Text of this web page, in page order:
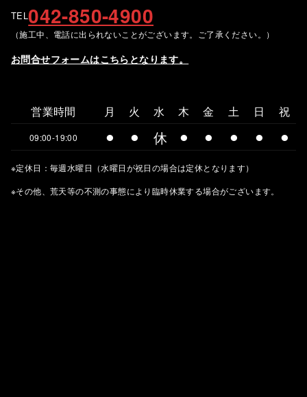
TEL042-850-4900
（施工中、電話に出られないことがございます。ご了承ください。）
お問合せフォームはこちらとなります。
営業時間 月 火 水 木 金 土 日 祝
09:00-19:00 ⚫︎ ⚫︎ 休 ⚫︎ ⚫︎ ⚫︎ ⚫︎ ⚫︎
※定休日：毎週水曜日（水曜日が祝日の場合は定休となります）
※その他、荒天等の不測の事態により臨時休業する場合がございます。